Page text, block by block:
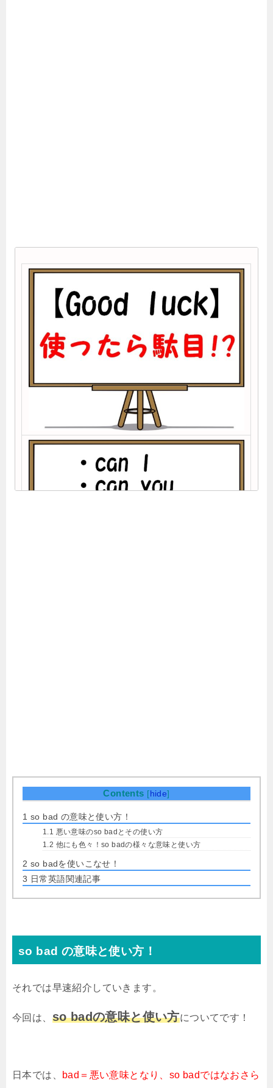
Contents [ hide]
1 so bad の意味と使い方！
1.1 悪い意味のso badとその使い方
1.2 他にも色々！so badの様々な意味と使い方
2 so badを使いこなせ！
3 日常英語関連記事
so bad の意味と使い方！
それでは早速紹介していきます。
今回は、 so badの意味と使い方についてです！
日本では、
bad＝悪い意味となり、so badではなおさら